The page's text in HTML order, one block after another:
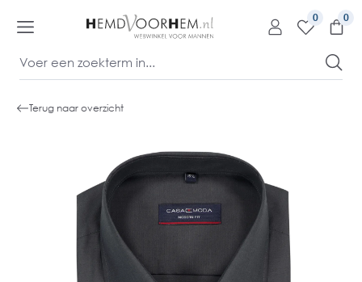
0
Terug naar overzicht